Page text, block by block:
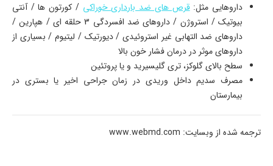
داروهایی مثل:قرص های ضد بارداری خوراکی / کورتون ها / آنتی
بیوتیک / استروژن / داروهای ضد افسردگی 3 حلقه ای / هپارین /
داروهای ضد التهابی غیر استروئیدی / دیورتیک / لیتیوم / بسیاری از
داروهای موثر در درمان فشار خون بالا
سطح بالای گلوکز، تری گلیسیرید و یا پروتئین
مصرف سدیم داخل وریدی در زمان جراحی اخیر یا بستری در
بیمارستان
ترجمه شده از وبسایت: www.webmd.com